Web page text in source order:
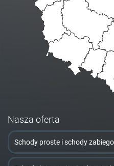
Nasza oferta
Schody proste i schody